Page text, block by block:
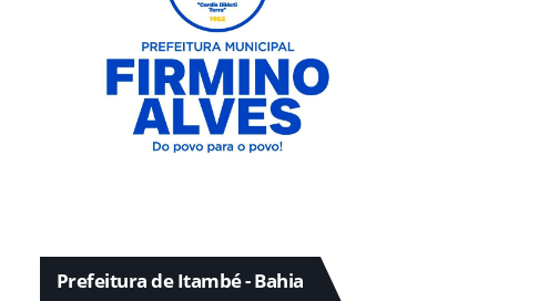
Prefeitura de Itambé - Bahia